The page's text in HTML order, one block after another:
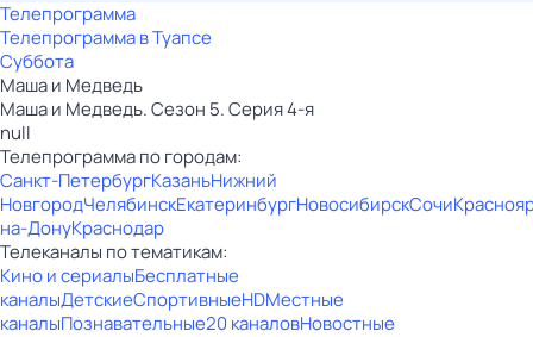
Телепрограмма
Телепрограмма в Туапсе
Суббота
Маша и Медведь
Маша и Медведь. Сезон 5. Серия 4-я
null
Телепрограмма по городам:
Санкт-ПетербургКазаньНижний
НовгородЧелябинскЕкатеринбургНовосибирскСочи
на-ДонуКраснодар
Телеканалы по тематикам:
Кино и сериалыБесплатные
каналыДетскиеСпортивныеHDМестные
каналыПознавательные20 каналовНовостные